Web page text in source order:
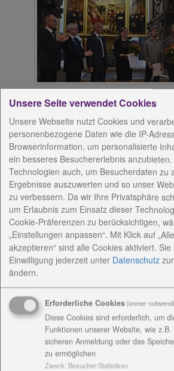
Hanna Schmal erhält für ihre
Herder-Förderpreis
Den mit 2000 Euro dotierten
erhielt am Freitagabend bei der
der Evangelischen Kirche
Diakoniestiftung Weimar-Bad
Herder-Geburtstag Hanna Schmal
der Hochschule für Musik „Franz
für ihre Masterarbeit „Der
Musikunterricht“ am Institut für
Kirchenmusik. „Wer sich auf diese
lernt sehr viel“, hob in seiner
Universität Weimar, hervor.
Der Kulturbegriff werde in seinen
Varianten und Dimensionen und in
Konsequenzen für die Vermittlung
Unterricht erläutert“. Herders Idee
Unsere Seite verwendet Cookies
Unsere Webseite nutzt Cookies und
personenbezogene Daten wie die IP-
Browserinformation, um personalisierte
ein besseres Besuchererlebnis
Technologien auch, um Besucherdaten zu
Ergebnisse auszuwerten und so unser
zu verbessern. Da wir Ihre Privatsphäre
um Erlaubnis zum Einsatz dieser
Cookie-Präferenzen zu berücksichtigen,
„Einstellungen anpassen“. Mit Klick auf
akzeptieren“ sind alle Cookies aktiviert.
Einwilligung jederzeit unter Datenschutz
ändern.
Erforderliche Cookies(immer
Diese Cookies sind erforderlich, um
Funktionen unserer Website, wie
sicheren Anmeldung oder das
zu ermöglichen
Zweck: Besucher-Statistiken